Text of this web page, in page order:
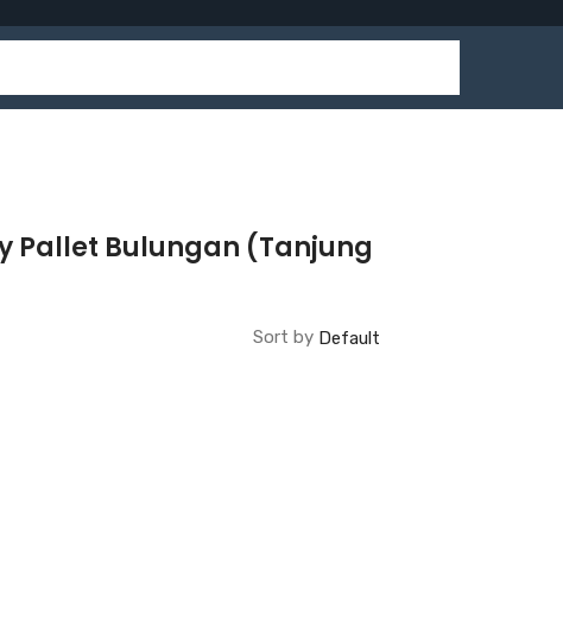
Pallet Bulungan (Tanjung
Sort by